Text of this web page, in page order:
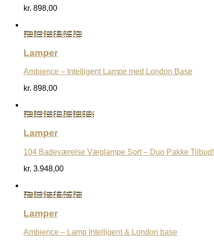
kr. 898,00
Køb Hos SACKit
Lamper
Ambience – Intelligent Lampe med London Base
kr. 898,00
Køb Hos Luxlight.dk
Lamper
104 Badeværelse Væglampe Sort – Duo Pakke Tilbud!
kr. 3.948,00
Køb Hos SACKit
Lamper
Ambience – Lamp Intelligent & London base